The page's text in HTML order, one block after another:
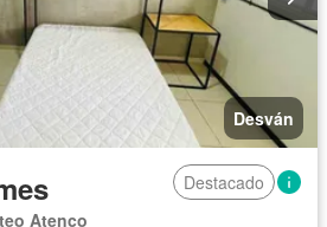
Desván
Destacado
Atenco